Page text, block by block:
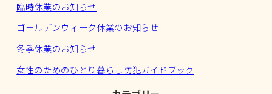
臨時休業のお知らせ
ゴールデンウィーク休業のお知らせ
冬季休業のお知らせ
女性のためのひとり暮らし防犯ガイドブック